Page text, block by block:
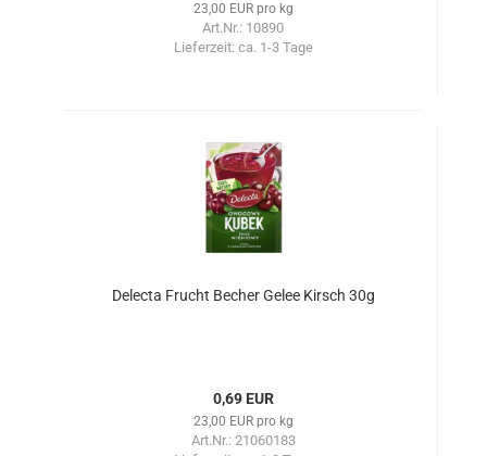
23,00 EUR pro kg
Art.Nr.: 10890
Lieferzeit: ca. 1-3 Tage
Delecta Frucht Becher Gelee Kirsch 30g
0,69 EUR
23,00 EUR pro kg
Art.Nr.: 21060183